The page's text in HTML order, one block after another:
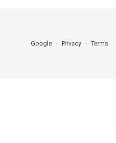
Google Privacy Terms